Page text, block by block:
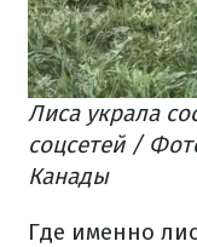
Лиса украла
соцсетей /
Канады
Где именно